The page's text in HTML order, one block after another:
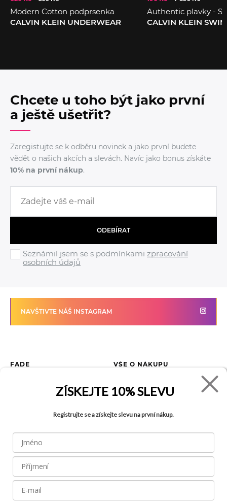
Modern Cotton podprsenka
CALVIN KLEIN UNDERWEAR
Authentic plavky -
CALVIN KLEIN
Chcete u toho být jako první
a ještě ušetřit?
Zaregistujte se k odběru novinek a jako první budete
vědět o našich akcích a slevách. Navíc jako bonus získáte
10% na první nákup.
ODEBÍRAT
Seznámil jsem se s podmínkami zpracování
osobních údajů
NAVŠTIVTE NÁŠ INSTAGRAM
FADE
Blog
VŠE O NÁKUPU
Jak reklamovat zboží
Tabulka velikostí
Recyklace
ZÍSKEJTE 10% SLEVU
Registrujte se a získejte slevu na první nákup.